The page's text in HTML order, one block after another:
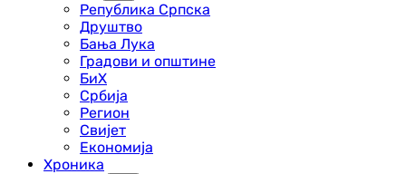
Република Српска
Друштво
Бања Лука
Градови и општине
БиХ
Србија
Регион
Свијет
Економија
Хроника